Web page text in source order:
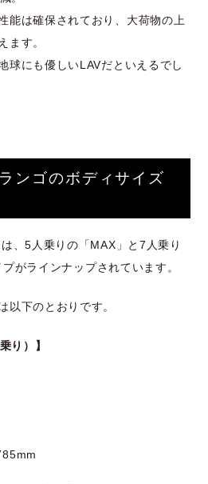
能は確保されており、大荷物の上
ます。
球にも優しいLAVだといえるでし
ンゴのボディサイズ
、5人乗りの「MAX」と7人乗り
がラインナップされています。
以下のとおりです。
り）】